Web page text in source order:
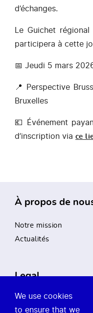
d’échanges.
Le Guichet
participera à cette
📅 Jeudi 5 mars
📍 Perspective
Bruxelles
💶 Événement
d’inscription via ce
À propos de
Notre mission
Actualités
Legal
Privacy Policy
We use cookies
to ensure that we